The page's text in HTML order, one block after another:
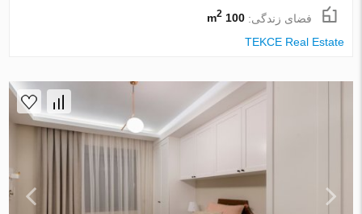
فضای زندگی:100 m
2
TEKCE Real Estate